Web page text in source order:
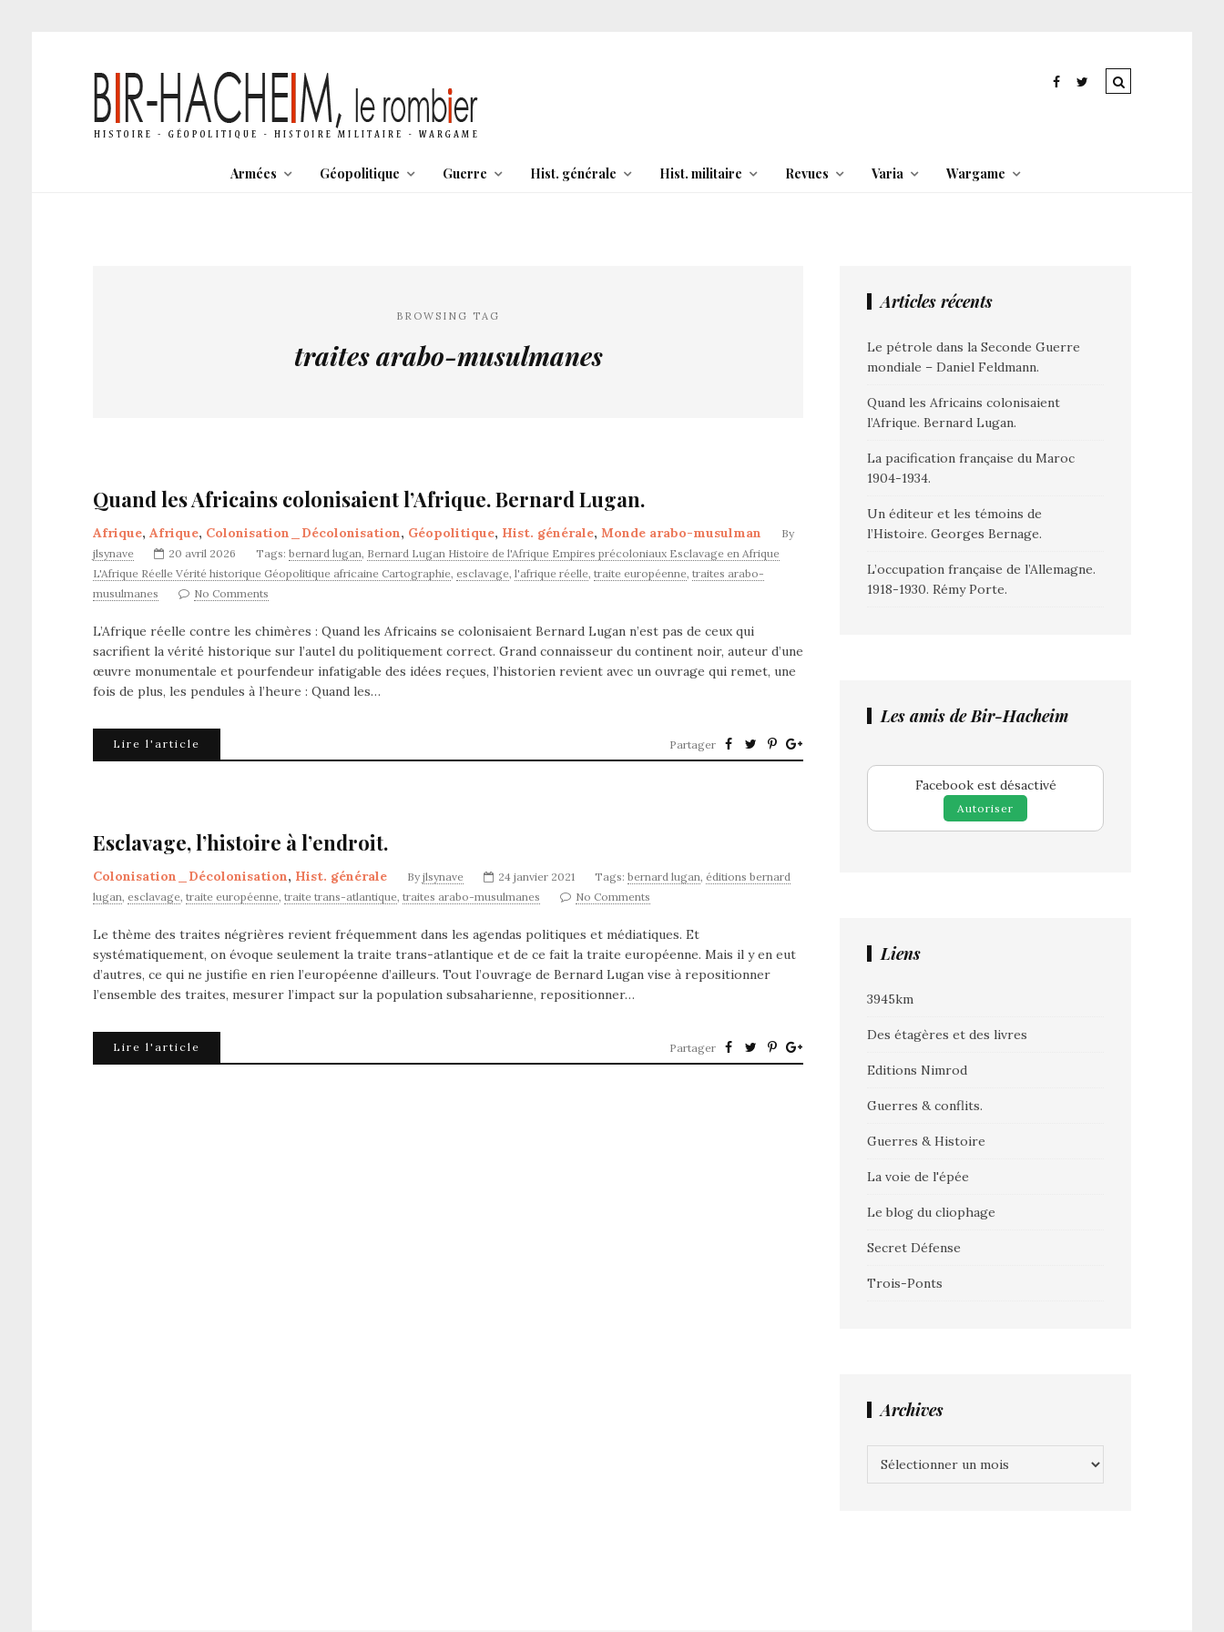
Armées Géopolitique Guerre Hist. générale Hist. militaire Revues Varia Wargame
BROWSING TAG
traites arabo-musulmanes
Quand les Africains colonisaient l’Afrique. Bernard Lugan.
Afrique, Afrique, Colonisation_Décolonisation, Géopolitique, Hist. générale, Monde arabo-musulman
By
jlsynave
20 avril 2026 Tags: bernard lugan, Bernard Lugan Histoire de l'Afrique Empires précoloniaux Esclavage en Afrique
L'Afrique Réelle Vérité historique Géopolitique africaine Cartographie, esclavage, l'afrique réelle, traite européenne, traites arabo-
musulmanes
No Comments
L’Afrique réelle contre les chimères : Quand les Africains se colonisaient Bernard Lugan n’est pas de ceux qui
sacrifient la vérité historique sur l’autel du politiquement correct. Grand connaisseur du continent noir, auteur d’une
œuvre monumentale et pourfendeur infatigable des idées reçues, l’historien revient avec un ouvrage qui remet, une
fois de plus, les pendules à l’heure : Quand les…
Lire l'article Partager
Esclavage, l’histoire à l’endroit.
Colonisation_Décolonisation, Hist. générale By jlsynave 24 janvier 2021 Tags: bernard lugan, éditions bernard
lugan, esclavage, traite européenne, traite trans-atlantique, traites arabo-musulmanes No Comments
Le thème des traites négrières revient fréquemment dans les agendas politiques et médiatiques. Et
systématiquement, on évoque seulement la traite trans-atlantique et de ce fait la traite européenne. Mais il y en eut
d’autres, ce qui ne justifie en rien l’européenne d’ailleurs. Tout l’ouvrage de Bernard Lugan vise à repositionner
l’ensemble des traites, mesurer l’impact sur la population subsaharienne, repositionner…
Lire l'article Partager
Articles récents
Le pétrole dans la Seconde Guerre
mondiale – Daniel Feldmann.
Quand les Africains colonisaient
l’Afrique. Bernard Lugan.
La pacification française du Maroc
1904-1934.
Un éditeur et les témoins de
l’Histoire. Georges Bernage.
L’occupation française de l’Allemagne.
1918-1930. Rémy Porte.
Les amis de Bir-Hacheim
Facebook est désactivé
Autoriser
Liens
3945km
Des étagères et des livres
Editions Nimrod
Guerres & conflits.
Guerres & Histoire
La voie de l'épée
Le blog du cliophage
Secret Défense
Trois-Ponts
Archives